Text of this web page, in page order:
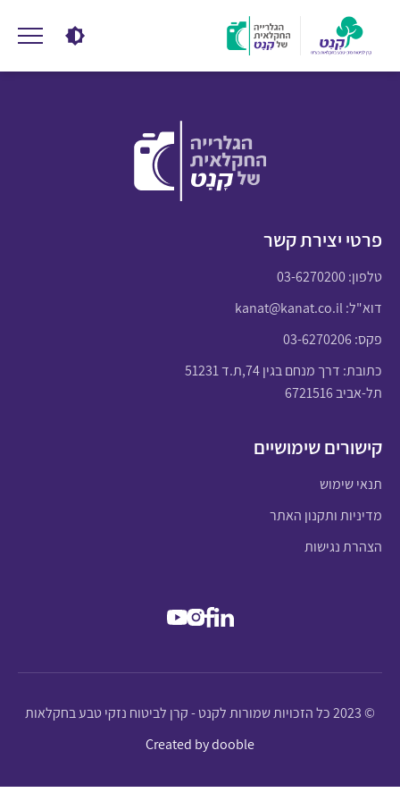
פרטי יצירת קשר
טלפון:03-6270200
דוא"ל:kanat@kanat.co.il
פקס: 03-6270206
כתובת: דרך מנחם בגין 74,ת.ד 51231
תל-אביב 6721516
קישורים שימושיים
תנאי שימוש
מדיניות ותקנון האתר
הצהרת נגישות
© 2023 כל הזכויות שמורות לקנט - קרן לביטוח נזקי טבע בחקלאות
Created by dooble